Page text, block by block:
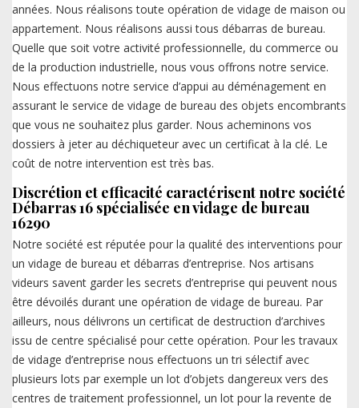
années. Nous réalisons toute opération de vidage de maison ou
appartement. Nous réalisons aussi tous débarras de bureau.
Quelle que soit votre activité professionnelle, du commerce ou
de la production industrielle, nous vous offrons notre service.
Nous effectuons notre service d’appui au déménagement en
assurant le service de vidage de bureau des objets encombrants
que vous ne souhaitez plus garder. Nous acheminons vos
dossiers à jeter au déchiqueteur avec un certificat à la clé. Le
coût de notre intervention est très bas.
Discrétion et efficacité caractérisent notre société
Débarras 16 spécialisée en vidage de bureau
16290
Notre société est réputée pour la qualité des interventions pour
un vidage de bureau et débarras d’entreprise. Nos artisans
videurs savent garder les secrets d’entreprise qui peuvent nous
être dévoilés durant une opération de vidage de bureau. Par
ailleurs, nous délivrons un certificat de destruction d’archives
issu de centre spécialisé pour cette opération. Pour les travaux
de vidage d’entreprise nous effectuons un tri sélectif avec
plusieurs lots par exemple un lot d’objets dangereux vers des
centres de traitement professionnel, un lot pour la revente de